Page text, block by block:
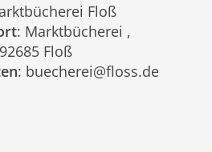
Floß
: Marktbücherei ,
Floß
: buecherei@floss.de